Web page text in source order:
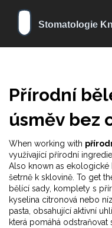
Přírodní
úsměv bez
When working with
využívající přírodní
Also known as ekologické
šetrně k sklovině. To get
bělící sady, komplety s
kyselina citronová nebo
pasta obsahující aktivní
která pomáhá